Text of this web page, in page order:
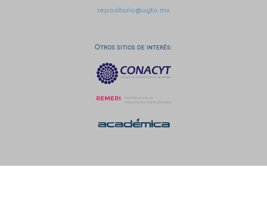
repositorio@ugto.mx
Otros sitios de interés: